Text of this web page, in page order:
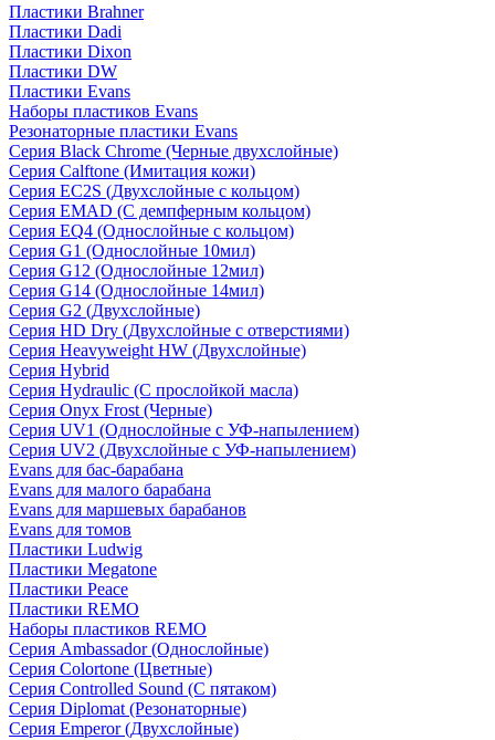
Пластики Brahner
Пластики Dadi
Пластики Dixon
Пластики DW
Пластики Evans
Наборы пластиков Evans
Резонаторные пластики Evans
Серия Black Chrome (Черные двухслойные)
Серия Calftone (Имитация кожи)
Серия EC2S (Двухслойные с кольцом)
Серия EMAD (С демпферным кольцом)
Серия EQ4 (Однослойные с кольцом)
Серия G1 (Однослойные 10мил)
Серия G12 (Однослойные 12мил)
Серия G14 (Однослойные 14мил)
Серия G2 (Двухслойные)
Серия HD Dry (Двухслойные с отверстиями)
Серия Heavyweight HW (Двухслойные)
Серия Hybrid
Серия Hydraulic (С прослойкой масла)
Серия Onyx Frost (Черные)
Серия UV1 (Однослойные с УФ-напылением)
Серия UV2 (Двухслойные с УФ-напылением)
Evans для бас-барабана
Evans для малого барабана
Evans для маршевых барабанов
Evans для томов
Пластики Ludwig
Пластики Megatone
Пластики Peace
Пластики REMO
Наборы пластиков REMO
Серия Ambassador (Однослойные)
Серия Colortone (Цветные)
Серия Controlled Sound (С пятаком)
Серия Diplomat (Резонаторные)
Серия Emperor (Двухслойные)